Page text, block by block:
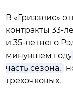
В «Гриззлис»
контракты 33-
и 35-летнего
минувшем году
часть сезона,
трехочковых.